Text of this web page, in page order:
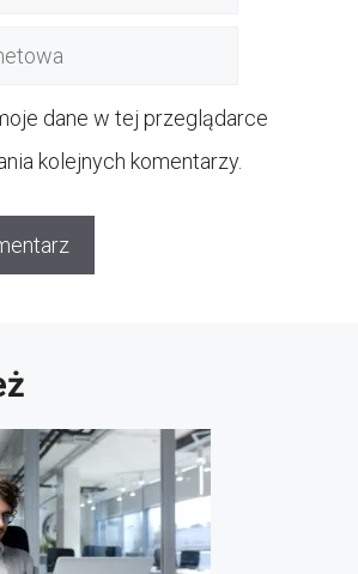
dane w tej przeglądarce
kolejnych komentarzy.